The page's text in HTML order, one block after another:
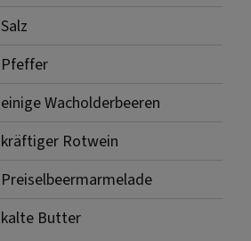
Salz
Pfeffer
einige Wacholderbeeren
kräftiger Rotwein
Preiselbeermarmelade
kalte Butter